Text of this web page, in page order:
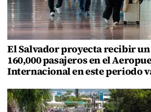
El Salvador proyecta recibir
160,000 pasajeros en el
Internacional en este periodo